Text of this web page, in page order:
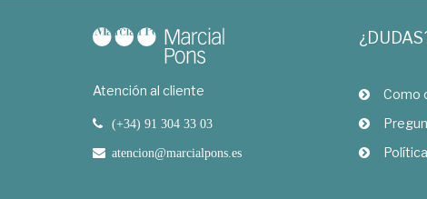
Atención al cliente
(+34) 91 304 33 03
atencion@marcialpons.es
Como